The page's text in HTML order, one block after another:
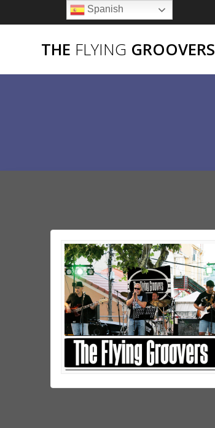
al
THE FLYING GROOVERS
Spanish